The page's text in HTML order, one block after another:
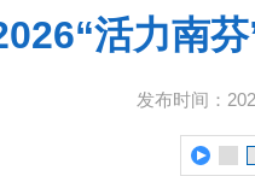
活力南
发布时间：